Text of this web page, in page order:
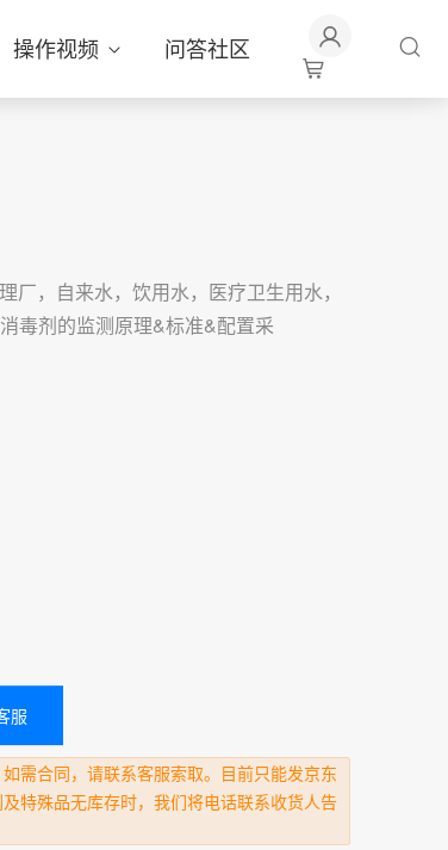
操作视频 问答社区
，自来水，饮用水，医疗卫生用水，
毒剂的监测原理&标准&配置采
服
需合同，请联系客服索取。目前只能发京东
特殊品无库存时，我们将电话联系收货人告